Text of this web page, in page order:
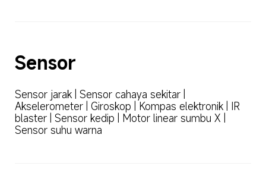
Sensor
Sensor jarak | Sensor cahaya sekitar |
Akselerometer | Giroskop | Kompas elektronik | IR
blaster | Sensor kedip | Motor linear sumbu X |
Sensor suhu warna